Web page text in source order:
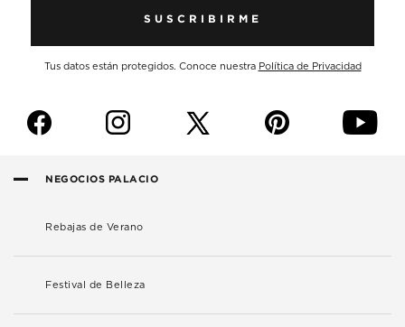
SUSCRIBIRME
Tus datos están protegidos. Conoce nuestra Política de Privacidad
f i p y
NEGOCIOS PALACIO
Rebajas de Verano
Festival de Belleza